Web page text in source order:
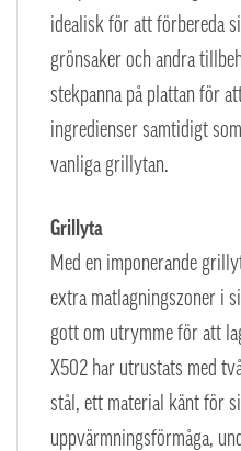
idealisk för att förbereda
grönsaker och andra
stekpanna på plattan för
ingredienser samtidigt
vanliga grillytan.
Grillyta
Med en imponerande
extra matlagningszoner i
gott om utrymme för att
X502 har utrustats med
stål, ett material känt för
uppvärmningsförmåga,